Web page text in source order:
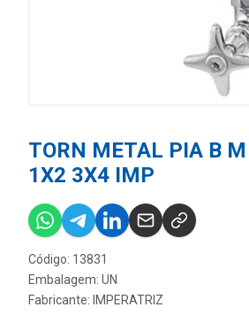
TORN METAL PIA B
1X2 3X4 IMP
Código: 13831
Embalagem: UN
Fabricante: IMPERATRIZ